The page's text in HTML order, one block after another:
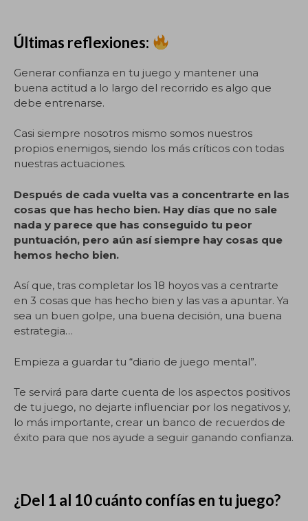
Últimas reflexiones:
Generar confianza en tu juego y mantener una
buena actitud a lo largo del recorrido es algo que
debe entrenarse.
Casi siempre nosotros mismo somos nuestros
propios enemigos, siendo los más críticos con todas
nuestras actuaciones.
Después de cada vuelta vas a concentrarte en las
cosas que has hecho bien. Hay días que no sale
nada y parece que has conseguido tu peor
puntuación, pero aún así siempre hay cosas que
hemos hecho bien.
Así que, tras completar los 18 hoyos vas a centrarte
en 3 cosas que has hecho bien y las vas a apuntar. Ya
sea un buen golpe, una buena decisión, una buena
estrategia…
Empieza a guardar tu “diario de juego mental”.
Te servirá para darte cuenta de los aspectos positivos
de tu juego, no dejarte influenciar por los negativos y,
lo más importante, crear un banco de recuerdos de
éxito para que nos ayude a seguir ganando confianza.
¿Del 1 al 10 cuánto confías en tu juego?